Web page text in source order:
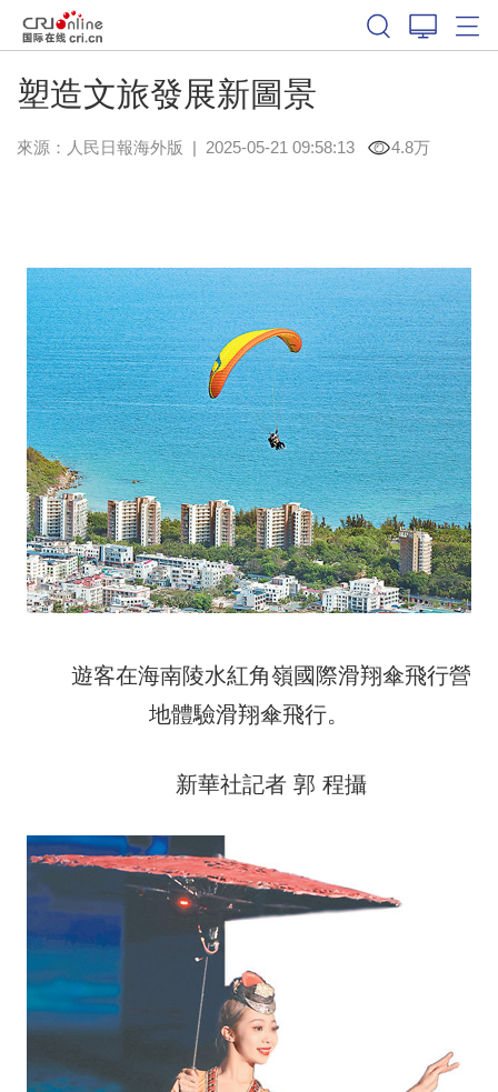
塑造文旅發展新圖景
來源： 人民日報海外版 | 2025-05-21 09:58:13 4.8万
遊客在海南陵水紅角嶺國際滑翔傘飛行營
地體驗滑翔傘飛行。
新華社記者 郭 程攝